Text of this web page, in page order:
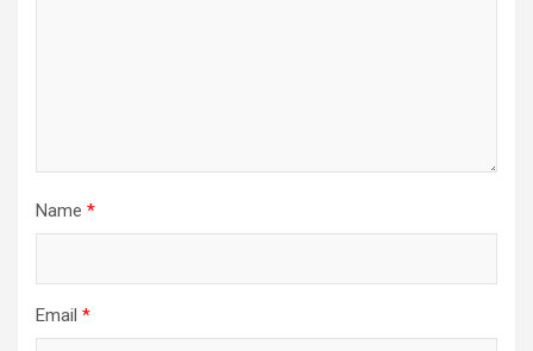
Name *
Email *